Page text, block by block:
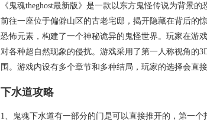
《鬼魂theghost最新版》是一款以东方鬼怪传说为背景
前往一座位于偏僻山区的古老宅邸，揭开隐藏在背后的
恐怖元素，构建了一个神秘诡异的鬼怪世界。玩家在游
对各种超自然现象的侵扰。游戏采用了第一人称视角的
围。游戏内设有多个章节和多种结局，玩家的选择会直
下水道攻略
1、鬼魂下水道有一部分的门是可以直接推开的，第一个